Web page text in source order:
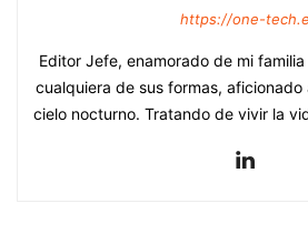
https://one-
Editor Jefe, enamorado de mi
cualquiera de sus formas, aficionado
cielo nocturno. Tratando de vivir la